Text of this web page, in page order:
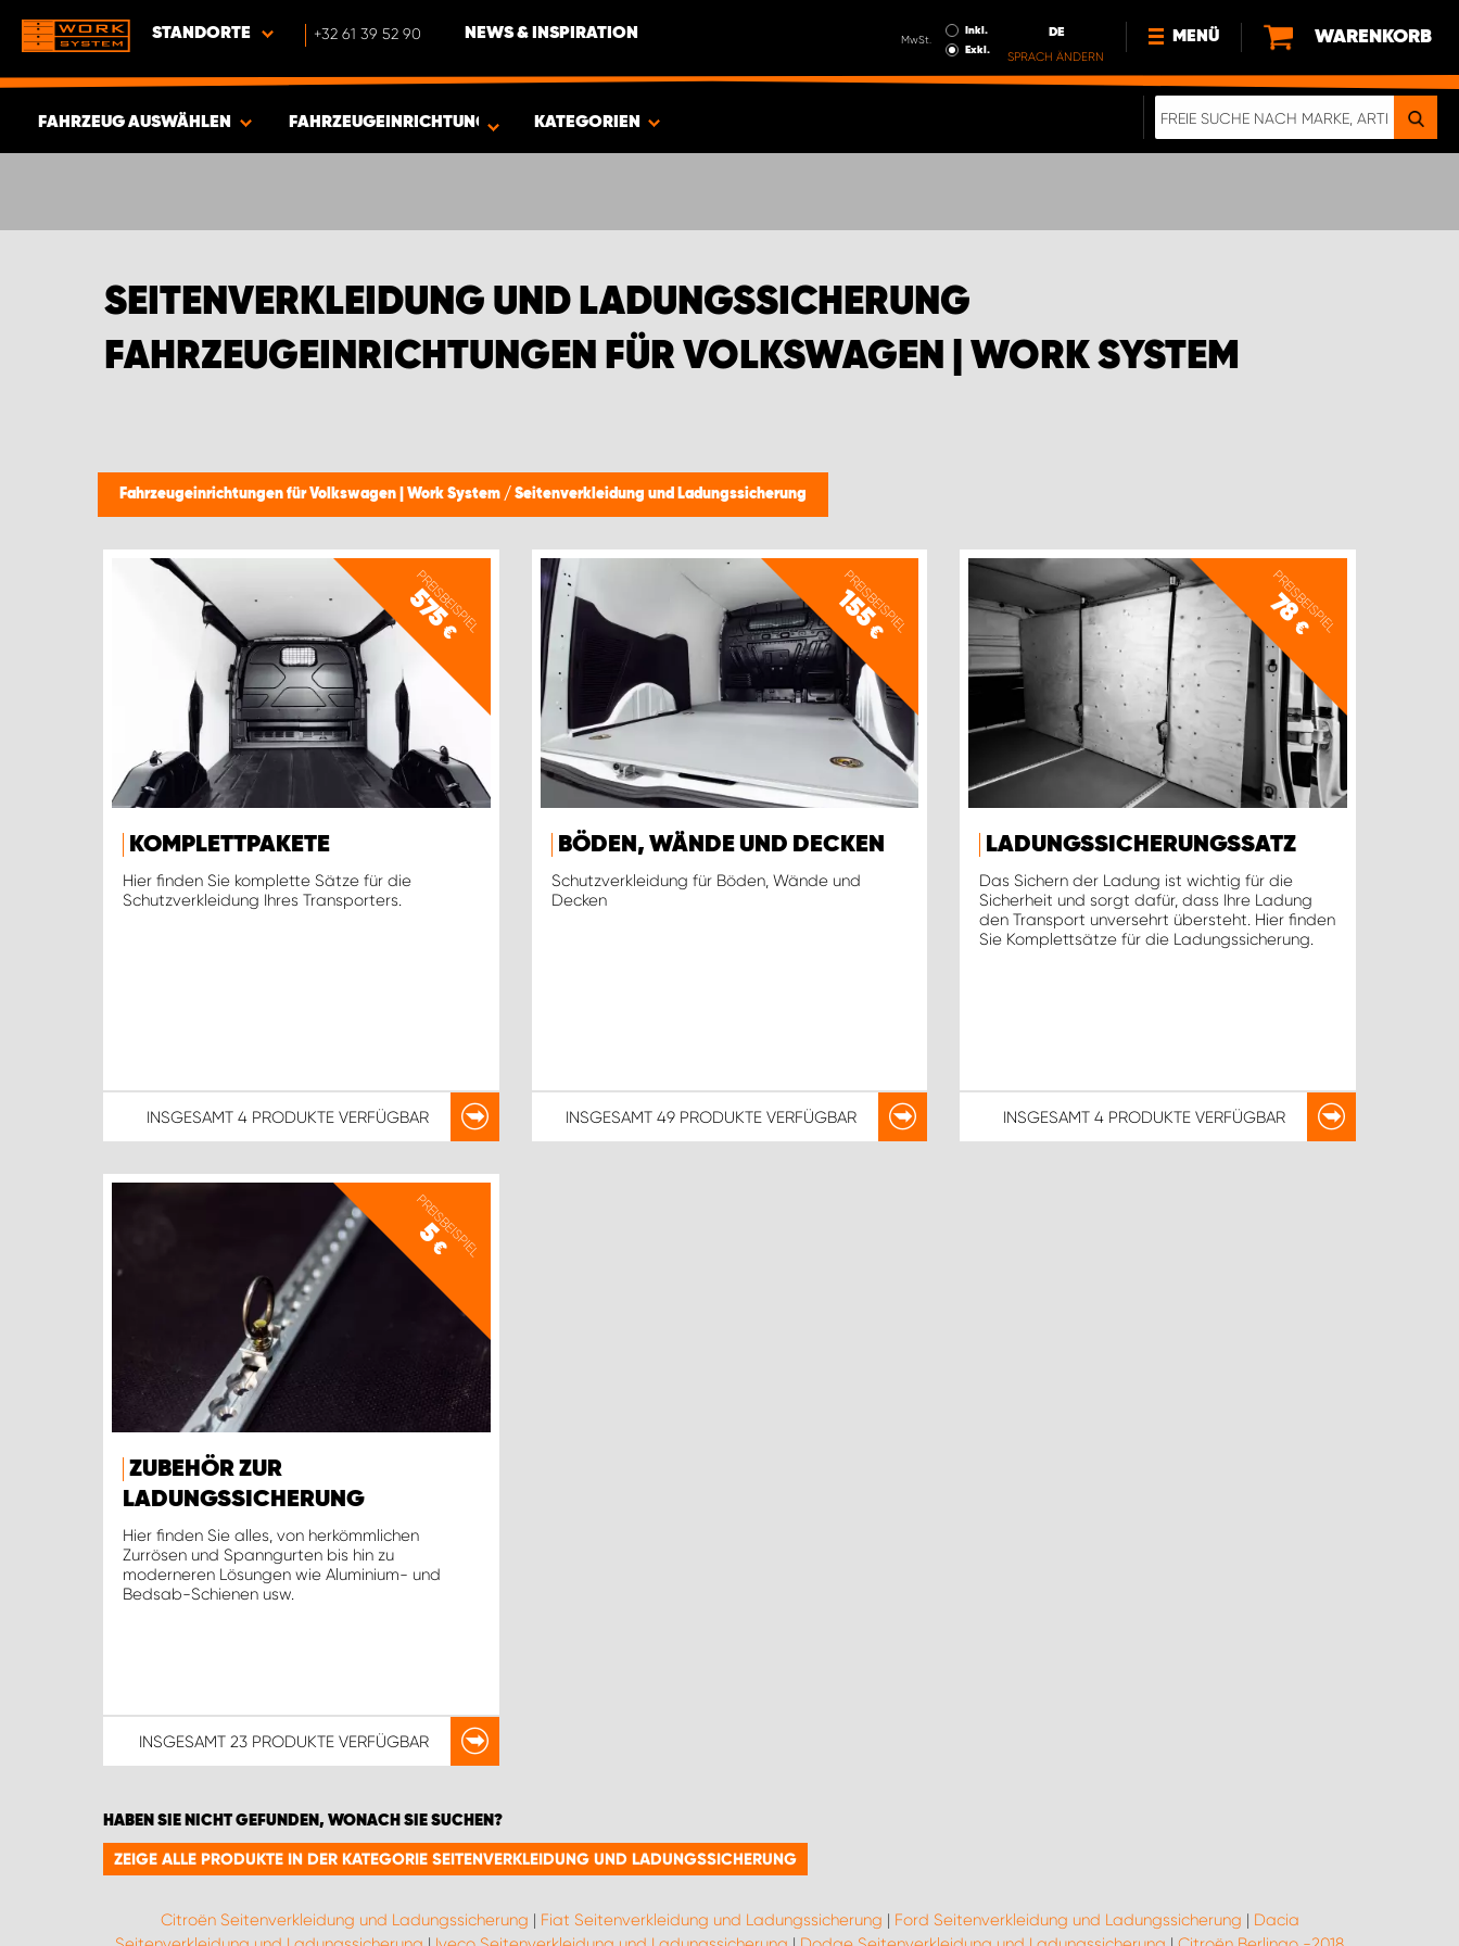
STANDORTE +32 61 39 52 90 NEWS & INSPIRATION MwSt.
Inkl.
Exkl.
DE
SPRACH ÄNDERN
MENÜ
NEWS
WARENKORB
FAHRZEUG AUSWÄHLEN
ARTIKEL
FAHRZEUGEINRICHTUNGEN FÜR VOLKSWAGEN | WORK SYSTEM
KATEGORIEN
SEITENVERKLEIDUNG UND LADUNGSSICHERUNG
FAHRZEUGEINRICHTUNGEN FÜR VOLKSWAGEN | WORK SYSTEM
Fahrzeugeinrichtungen für Volkswagen | Work System / Seitenverkleidung und Ladungssicherung
PREISBEISPIEL
575
€
KOMPLETTPAKETE
Hier finden Sie komplette Sätze für die
Schutzverkleidung Ihres Transporters.
INSGESAMT 4 PRODUKTEVERFÜGBAR
PREISBEISPIEL
155
€
BÖDEN, WÄNDE UND DECKEN
Schutzverkleidung für Böden, Wände und
Decken
INSGESAMT49 PRODUKTE VERFÜGBAR
PREISBEISPIEL
78
€
LADUNGSSICHERUNGSSATZ
Das Sichern der Ladung ist wichtig für die
Sicherheit und sorgt dafür, dass Ihre Ladung
den Transport unversehrt übersteht. Hier finden
Sie Komplettsätze für die Ladungssicherung.
INSGESAMT 4 PRODUKTEVERFÜGBAR
PREISBEISPIEL
5
€
ZUBEHÖR ZUR
LADUNGSSICHERUNG
Hier finden Sie alles, von herkömmlichen
Zurrösen und Spanngurten bis hin zu
moderneren Lösungen wie Aluminium- und
Bedsab-Schienen usw.
INSGESAMT 23 PRODUKTEVERFÜGBAR
HABEN SIE NICHT GEFUNDEN, WONACH SIE SUCHEN?
ZEIGE ALLE PRODUKTE IN DER KATEGORIE SEITENVERKLEIDUNG UND LADUNGSSICHERUNG
Citroën Seitenverkleidung und Ladungssicherung | Fiat Seitenverkleidung und Ladungssicherung | Ford Seitenverkleidung und Ladungssicherung | Dacia